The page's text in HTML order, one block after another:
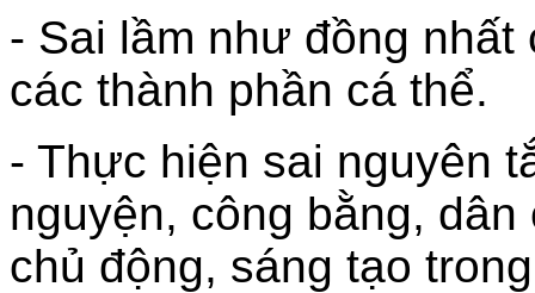
- Sai lầm như đồng
các thành phần cá thể.
- Thực hiện sai nguyên
nguyện, công bằng,
chủ động, sáng tạo